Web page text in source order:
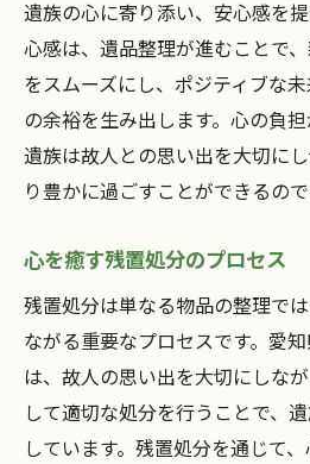
遺族の心に寄り添い、安心感を
心感は、遺品整理が進むことで
をスムーズにし、ポジティブな
の余裕を生み出します。心の負担
遺族は故人との思い出を大切に
り豊かに過ごすことができるので
心を癒す残置処分のプロセス
残置処分は単なる物品の整理で
ながる重要なプロセスです。愛
は、故人の思い出を大切にしな
して適切な処分を行うことで、
しています。残置処分を通じて